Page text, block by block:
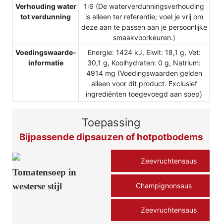
Verhouding water
tot verdunning
1:6 (De waterverdunningsverhouding
is alleen ter referentie; voel je vrij om
deze aan te passen aan je persoonlijke
smaakvoorkeuren.)
Voedingswaarde-
informatie
Energie: 1424 kJ, Eiwit: 18,1 g, Vet:
30,1 g, Koolhydraten: 0 g, Natrium:
4914 mg (Voedingswaarden gelden
alleen voor dit product. Exclusief
ingrediënten toegevoegd aan soep)
Toepassing
Bijpassende dipsauzen of hotpotbodems
Tomatensoep in
westerse stijl
Zeevruchtensaus
Champignonsaus
Zeevruchtensaus